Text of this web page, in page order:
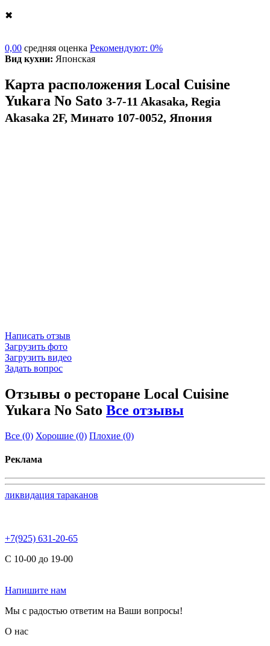
✖
0,00 средняя оценка Рекомендуют: 0%
Вид кухни: Японская
Карта расположения Local Cuisine
Yukara No Sato 3-7-11 Akasaka, Regia
Akasaka 2F, Минато 107-0052, Япония
Написать отзыв
Загрузить фото
Загрузить видео
Задать вопрос
Отзывы о ресторане Local Cuisine
Yukara No Sato Все отзывы
Все (0) Хорошие (0) Плохие (0)
Реклама
ликвидация тараканов
+7(925) 631-20-65
С 10-00 до 19-00
Напишите нам
Мы с радостью ответим на Ваши вопросы!
О нас